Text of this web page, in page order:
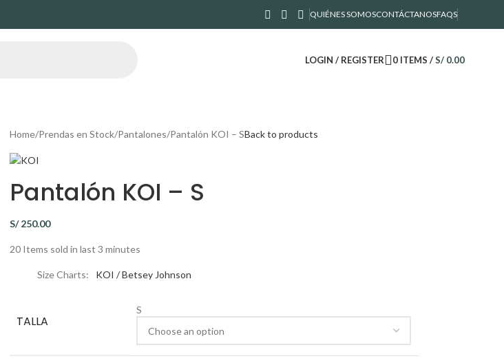
QUIÉNES SOMOSCONTÁCTANOSFAQS
LOGIN / REGISTER 0 ITEMS / S/0.00
Home Prendas en Stock Pantalones Pantalón KOI – SBack to products
Pantalón KOI – S
S/250.00
20 Items sold in last 3 minutes
Size Charts KOI / Betsey Johnson
TALLA
S